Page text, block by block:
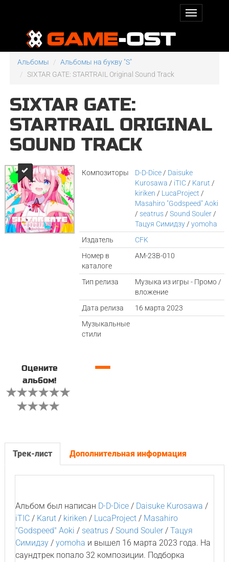
Альбомы
Альбомы на букву "S"
SIXTAR GATE: STARTRAIL Original Sound Track
SIXTAR GATE:
STARTRAIL ORIGINAL
SOUND TRACK
Композиторы D-D-Dice / Daisuke
Kurosawa / iTIC / Karut /
kiriken / LucaProject /
Masahiro "Godspeed" Aoki
/seatrus /Sound Souler /
Тацуя Симидзу /yomoha
Издатель
CFK
Номер в
каталоге
AM-23B-010
Тип релиза
Музыка из игры - Промо /
вложение
Дата релиза
16 марта 2023
Музыкальные
стили
Оцените
альбом!
—
Трек-лист Дополнительная информация
Альбом был написан D-D-Dice/ Daisuke Kurosawa /
iTIC/ Karut/ kiriken / LucaProject/ Masahiro
"Godspeed" Aoki / seatrus/ Sound Souler/ Тацуя
Симидзу/ yomoha и вышел 16 марта 2023 года. На
саундтрек попало 32 композиции. Подборка